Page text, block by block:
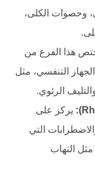
وحصوات الكلى،
هذا الفرع من
التنفسي، مثل
الرئوي.
يركز على
التي
التهاب